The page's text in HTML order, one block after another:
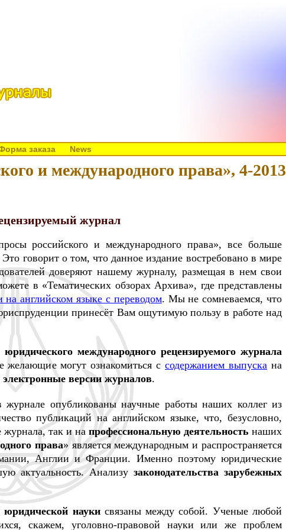
заказа News
и международного права», 4-2013
журнал
российского и международного права», все больше
говорит о том, что данное издание востребовано в мире
доверяют нашему журналу, размещая в нем свои
в «Тематических обзорах Архива», где представлены
на английском языке с переводом. Мы не сомневаемся, что
принесёт Вам ощутимую пользу в работе над
юридического международного рецензируемого журнала
желающие могут ознакомиться ссодержанием выпуска на
электронные версии журналов.
журнале опубликованы научные работы наших коллег из
публикаций на английском языке, что, безусловно,
журнала, так и на профессиональную деятельность наших
права» является международным и распространяется
Англии и Франции. Именно поэтому юридические
актуальность. Анализузаконодательства зарубежных
юридической наукисвязаны между собой. Ученые любой
скажем, уголовно-правовой науки или же проблем